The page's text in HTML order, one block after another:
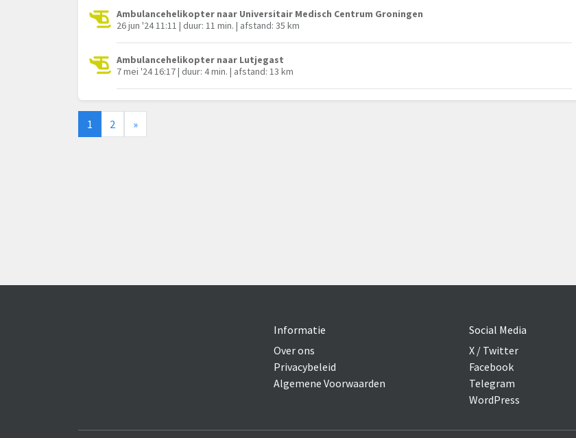
Ambulancehelikopter naar Universitair Medisch Centrum Groningen
26 jun '24 11:11 | duur: 11 min. | afstand: 35 km
Ambulancehelikopter naar Lutjegast
7 mei '24 16:17 | duur: 4 min. | afstand: 13 km
1 2 »
Informatie
Over ons
Privacybeleid
Algemene Voorwaarden
Social Media
X / Twitter
Facebook
Telegram
WordPress